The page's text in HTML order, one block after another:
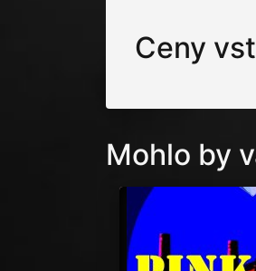
Ceny
Mohlo by